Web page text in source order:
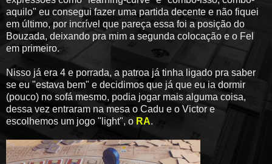
aquilo" eu consegui fazer uma partida decente e não fiquei
em último, por incrível que pareça essa foi a posição do
Bouzada, deixando pra mim a segunda colocação e o Fel
em primeiro.
Nisso já era 4 e porrada, a patroa já tinha ligado pra saber
se eu "estava bem" e decidimos que já que eu ia dormir
(pouco) no sofá mesmo, podia jogar mais alguma coisa,
dessa vez entraram na mesa o Cadu e o Victor e
escolhemos um jogo "light", o RA.